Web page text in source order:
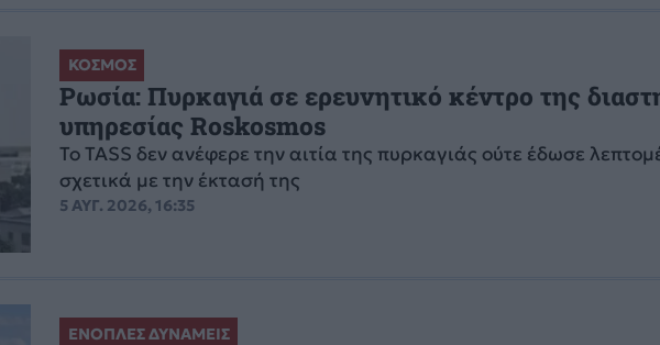
ΚΟΣΜΟΣ
Ρωσία: Πυρκαγιά σε ερευνητικό κέντρο της
υπηρεσίας Roskosmos
Το TASS δεν ανέφερε την αιτία της πυρκαγιάς ούτε έδωσε
σχετικά με την έκτασή της
5 ΑΥΓ. 2026, 16:35
ΕΝΟΠΛΕΣ ΔΥΝΑΜΕΙΣ